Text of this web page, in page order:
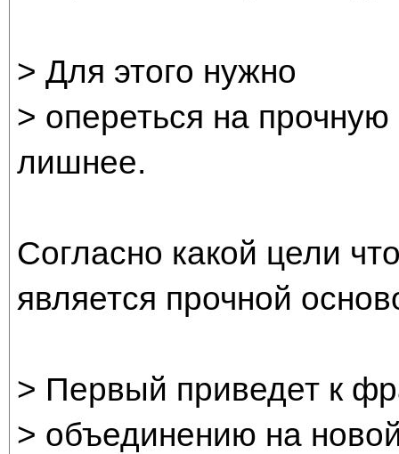
> Для этого нужно
> опереться на
лишнее.
Согласно какой цели
является прочной
> Первый приведет к
> объединению на